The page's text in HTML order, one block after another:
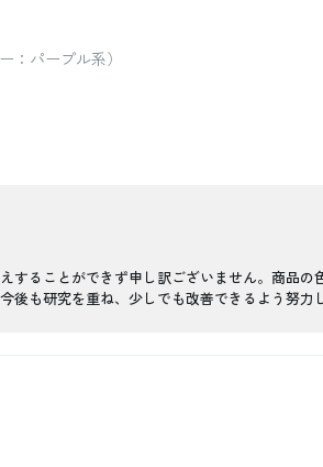
：パープル系）
することができず申し訳ございません。商品
後も研究を重ね、少しでも改善できるよう努